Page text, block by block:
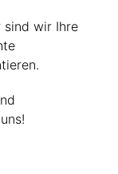
sind wir Ihre